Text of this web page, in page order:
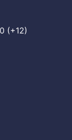
(+12)